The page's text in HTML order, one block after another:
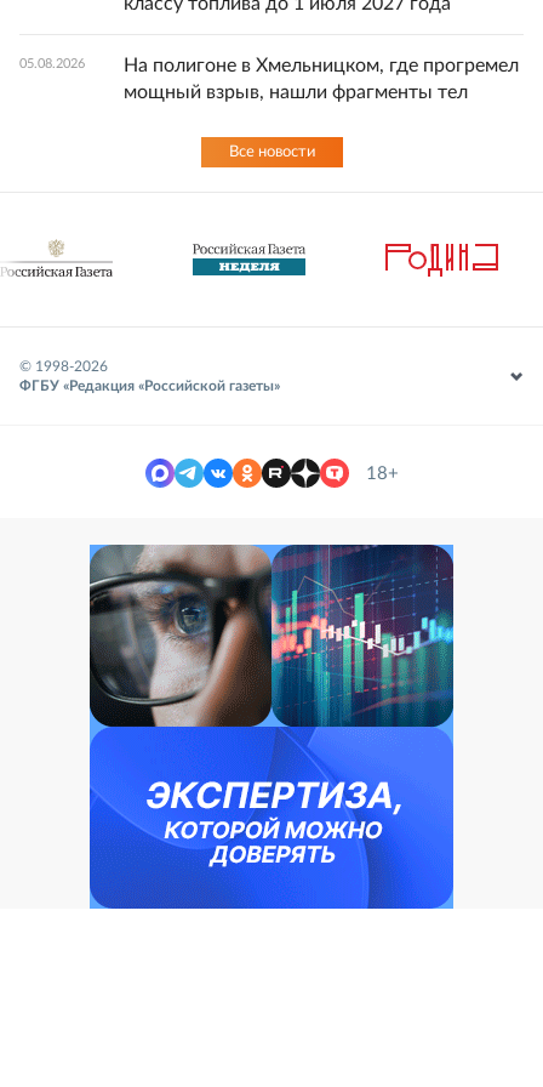
05.08.2026
На полигоне в Хмельницком, где прогремел
мощный взрыв, нашли фрагменты тел
Все новости
© 1998-2026
ФГБУ «Редакция «Российской газеты»
18+